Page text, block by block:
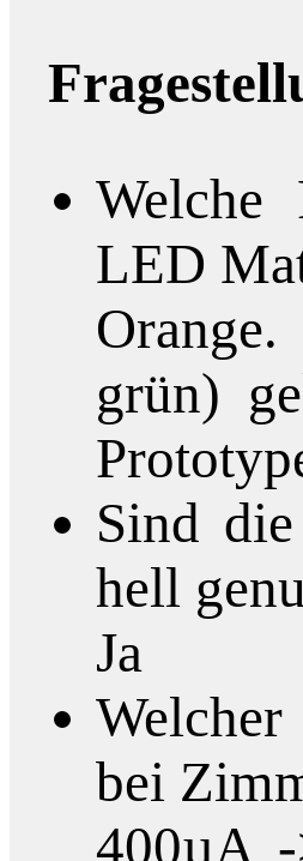
LED
grün)
Sind
hell
Ja
bei
400µA